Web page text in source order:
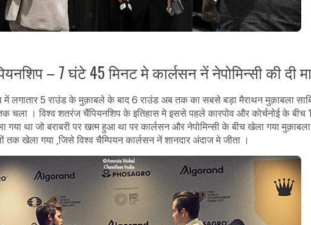
– 7 घंटे 45 मिनट मे कार्लसन नें नेपोमिन्सी की दी
में लगातार 5 राउंड के मुक़ाबले के बाद 6 राउंड अब तक का सबसे बड़ा मैराथन मुक़ाबला
। विश्व शतरंज चैंपियनशिप के इतिहास मे इससे पहले कारपोव और कोर्चनोई के बीच
गया था जो बराबरी पर खत्म हुआ था पर कार्लसन और नेपोमिन्सी के बीच खेला गया
तक खेला गया ,जिसे विश्व चैम्पियन कार्लसन नें शानदार अंदाज मे जीता ।